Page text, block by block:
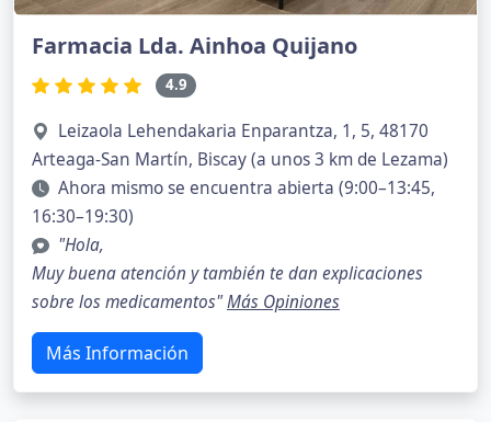
Farmacia Lda. Ainhoa Quijano
4.9
Leizaola Lehendakaria Enparantza, 1, 5, 48170
Arteaga-San Martín, Biscay (a unos 3 km de Lezama)
Ahora mismo se encuentra abierta (9:00–13:45,
16:30–19:30)
"Hola,
Muy buena atención y también te dan explicaciones
sobre los medicamentos"Más Opiniones
Más Información